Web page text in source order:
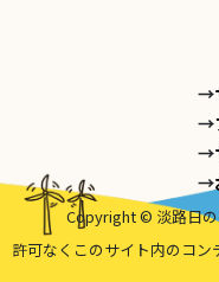
Copyright © 淡路日
許可なくこのサイト内のコン